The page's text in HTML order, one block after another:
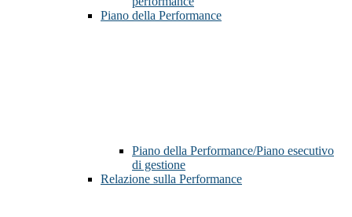
Piano della Performance
Piano della Performance/Piano esecutivo
di gestione
Relazione sulla Performance